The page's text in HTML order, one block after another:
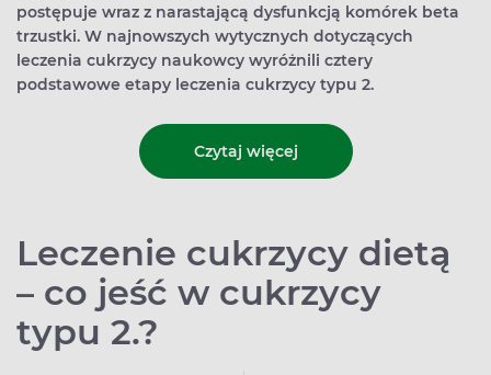
postępuje wraz z narastającą dysfunkcją komórek beta
trzustki. W najnowszych wytycznych dotyczących
leczenia cukrzycy naukowcy wyróżnili cztery
podstawowe etapy leczenia cukrzycy typu 2.
Czytaj więcej
Leczenie cukrzycy dietą
– co jeść w cukrzycy
typu 2.?